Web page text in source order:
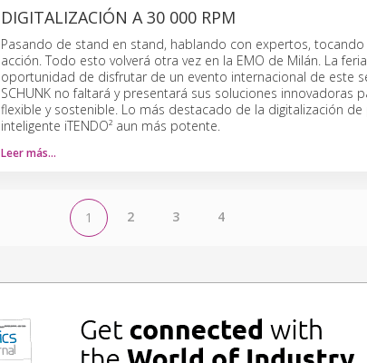
DIGITALIZACIÓN A 30 000 RPM
Pasando de stand en stand, hablando con expertos,
acción. Todo esto volverá otra vez en la EMO de Milán. La
oportunidad de disfrutar de un evento internacional de este
SCHUNK no faltará y presentará sus soluciones innovadoras
flexible y sostenible. Lo más destacado de la digitalización
inteligente iTENDO² aun más potente.
Leer más…
1 2 3 4